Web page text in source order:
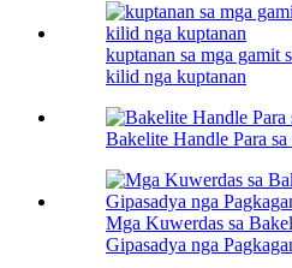
kuptanan sa mga gamit
kilid nga kuptanan
Bakelite Handle Para
Mga Kuwerdas sa
Gipasadya nga